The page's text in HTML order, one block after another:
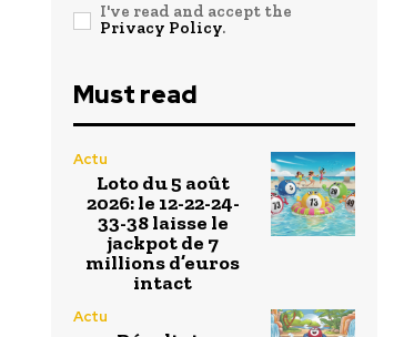
I've read and accept the
Privacy Policy.
Must read
Actu
Loto du 5 août
2026: le 12-22-24-
33-38 laisse le
jackpot de 7
millions d’euros
intact
Actu